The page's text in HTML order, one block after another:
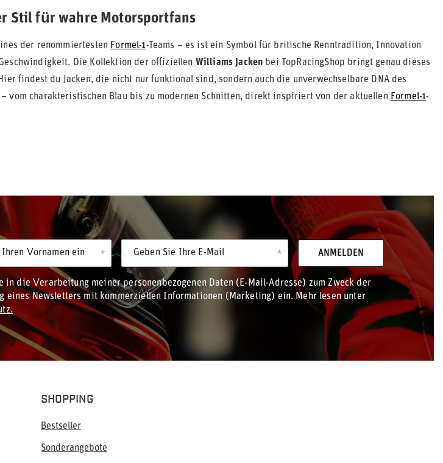
Stil für wahre Motorsportfans
der renommiertesten Formel-1-Teams – es ist ein Symbol für britische Renntradition, Innovation
Die Kollektion der offiziellen Williams Jacken bei TopRacingShop bringt genau dieses
findest du Jacken, die nicht nur funktional sind, sondern auch die unverwechselbare DNA des
vom charakteristischen Blau bis zu modernen Schnitten, direkt inspiriert von der aktuellen Formel-1-
Ihren Vornamen ein Geben Sie Ihre E-Mail
in die Verarbeitung meiner personenbezogenen Daten (E-Mail-Adresse) zum Zweck der
eines Newsletters mit kommerziellen Informationen (Marketing) ein. Mehr lesen unter
ANMELDEN
SHOPPING
Bestseller
Sonderangebote